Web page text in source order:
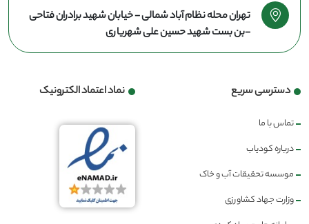
تهران محله نظام آباد شمالی - خیابان شهید برادران فتاحی
-بن بست شهید حسین علی شهریاری
دسترسی سریع
تماس با ما
درباره کودیاب
موسسه تحقیقات آب و خاک
وزارت جهاد کشاورزی
نماد اعتماد الکترونیک